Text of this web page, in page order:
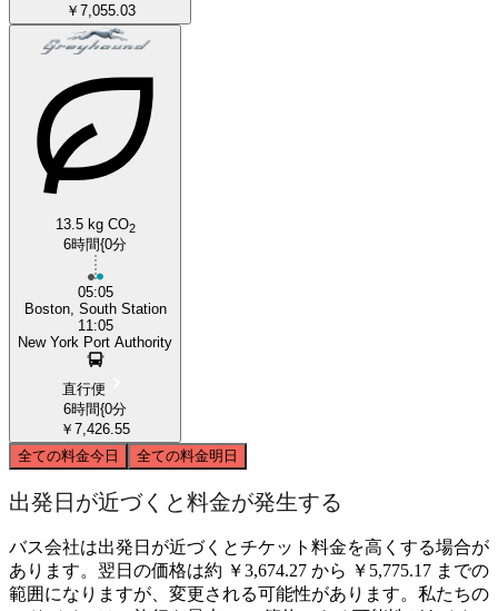
￥7,055.03
13.5 kg CO2
6時間{0分
05:05
Boston, South Station
11:05
New York Port Authority
直行便
6時間{0分
￥7,426.55
全ての料金今日 全ての料金明日
出発日が近づくと料金が発生する
バス会社は出発日が近づくとチケット料金を高くする場合が
あります。翌日の価格は約 ￥3,674.27 から ￥5,775.17 までの
範囲になりますが、変更される可能性があります。私たちの